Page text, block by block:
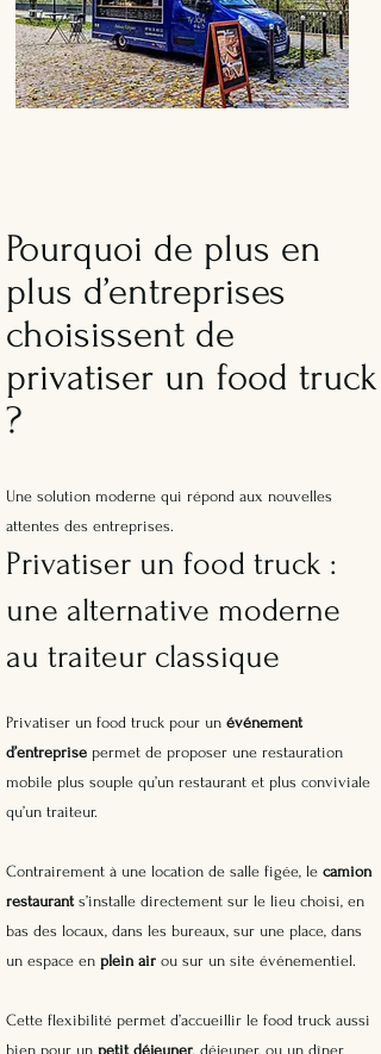
Pourquoi de plus en
plus d’entreprises
choisissent de
privatiser un food truck
?
Une solution moderne qui répond aux nouvelles
attentes des entreprises.
Privatiser un food truck :
une alternative moderne
au traiteur classique
Privatiser un food truck pour un événement
d’entreprise permet de proposer une restauration
mobile plus souple qu’un restaurant et plus conviviale
qu’un traiteur.
Contrairement à une location de salle figée, le camion
restaurants’installe directement sur le lieu choisi, en
bas des locaux, dans les bureaux, sur une place, dans
un espace en plein air ou sur un site événementiel.
Cette flexibilité permet d’accueillir le food truck aussi
bien pour un petit déjeuner, déjeuner, ou un dîner